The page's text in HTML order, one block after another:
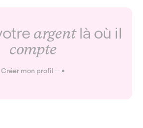
argentlà où il
compte
Créer mon profil